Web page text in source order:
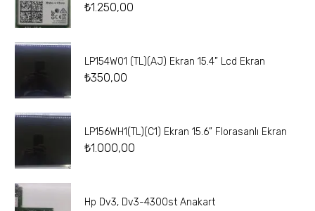
₺1.250,00
LP154W01 (TL)(AJ) Ekran 15.4” Lcd Ekran
₺350,00
LP156WH1(TL)(C1) Ekran 15.6” Florasanlı Ekran
₺1.000,00
Hp Dv3, Dv3-4300st Anakart